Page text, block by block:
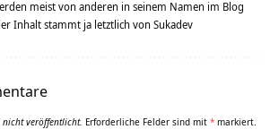
meist von anderen in seinem Namen im Blog
Inhalt stammt ja letztlich von Sukadev
nicht veröffentlicht. Erforderliche Felder sind mit * markiert.